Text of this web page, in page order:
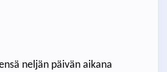
neljän päivän aikana